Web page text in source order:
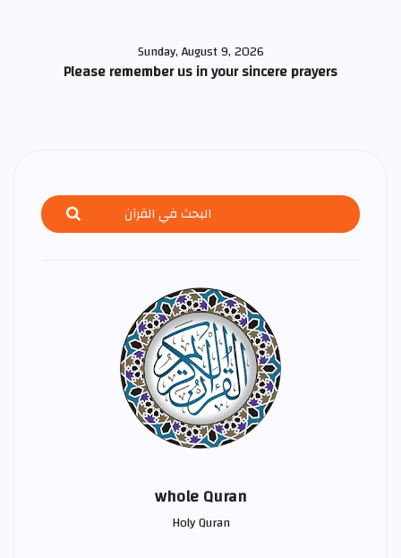
Sunday, August 9, 2026
Please remember us in your sincere prayers
whole Quran
Holy Quran